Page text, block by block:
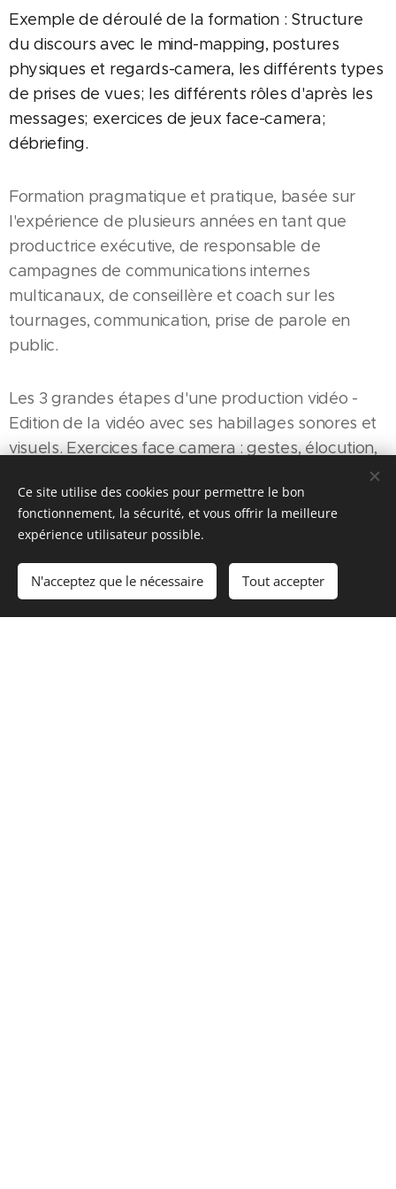
Exemple de déroulé de la formation : Structure
du discours avec le mind-mapping, postures
physiques et regards-camera, les différents types
de prises de vues; les différents rôles d'après les
messages; exercices de jeux face-camera;
débriefing.
Formation pragmatique et pratique, basée sur
l'expérience de plusieurs années en tant que
productrice exécutive, de responsable de
campagnes de communications internes
multicanaux, de conseillère et coach sur les
tournages, communication, prise de parole en
public.
Les 3 grandes étapes d'une production vidéo -
Edition de la vidéo avec ses habillages sonores et
visuels. Exercices face camera : gestes, élocution,
Ce site utilise des cookies pour permettre le bon
fonctionnement, la sécurité, et vous offrir la meilleure
expérience utilisateur possible.
N'acceptez que le nécessaire Tout accepter